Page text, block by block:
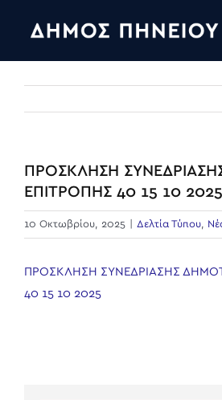
ΠΡΟΣΚΛΗΣΗ
ΕΠΙΤΡΟΠΗΣ 40 15 10 2025
10 Οκτωβρίου, 2025 Δελτία Τύπου,
ΠΡΟΣΚΛΗΣΗ ΣΥΝΕΔΡΙΑΣΗΣ
40 15 10 2025